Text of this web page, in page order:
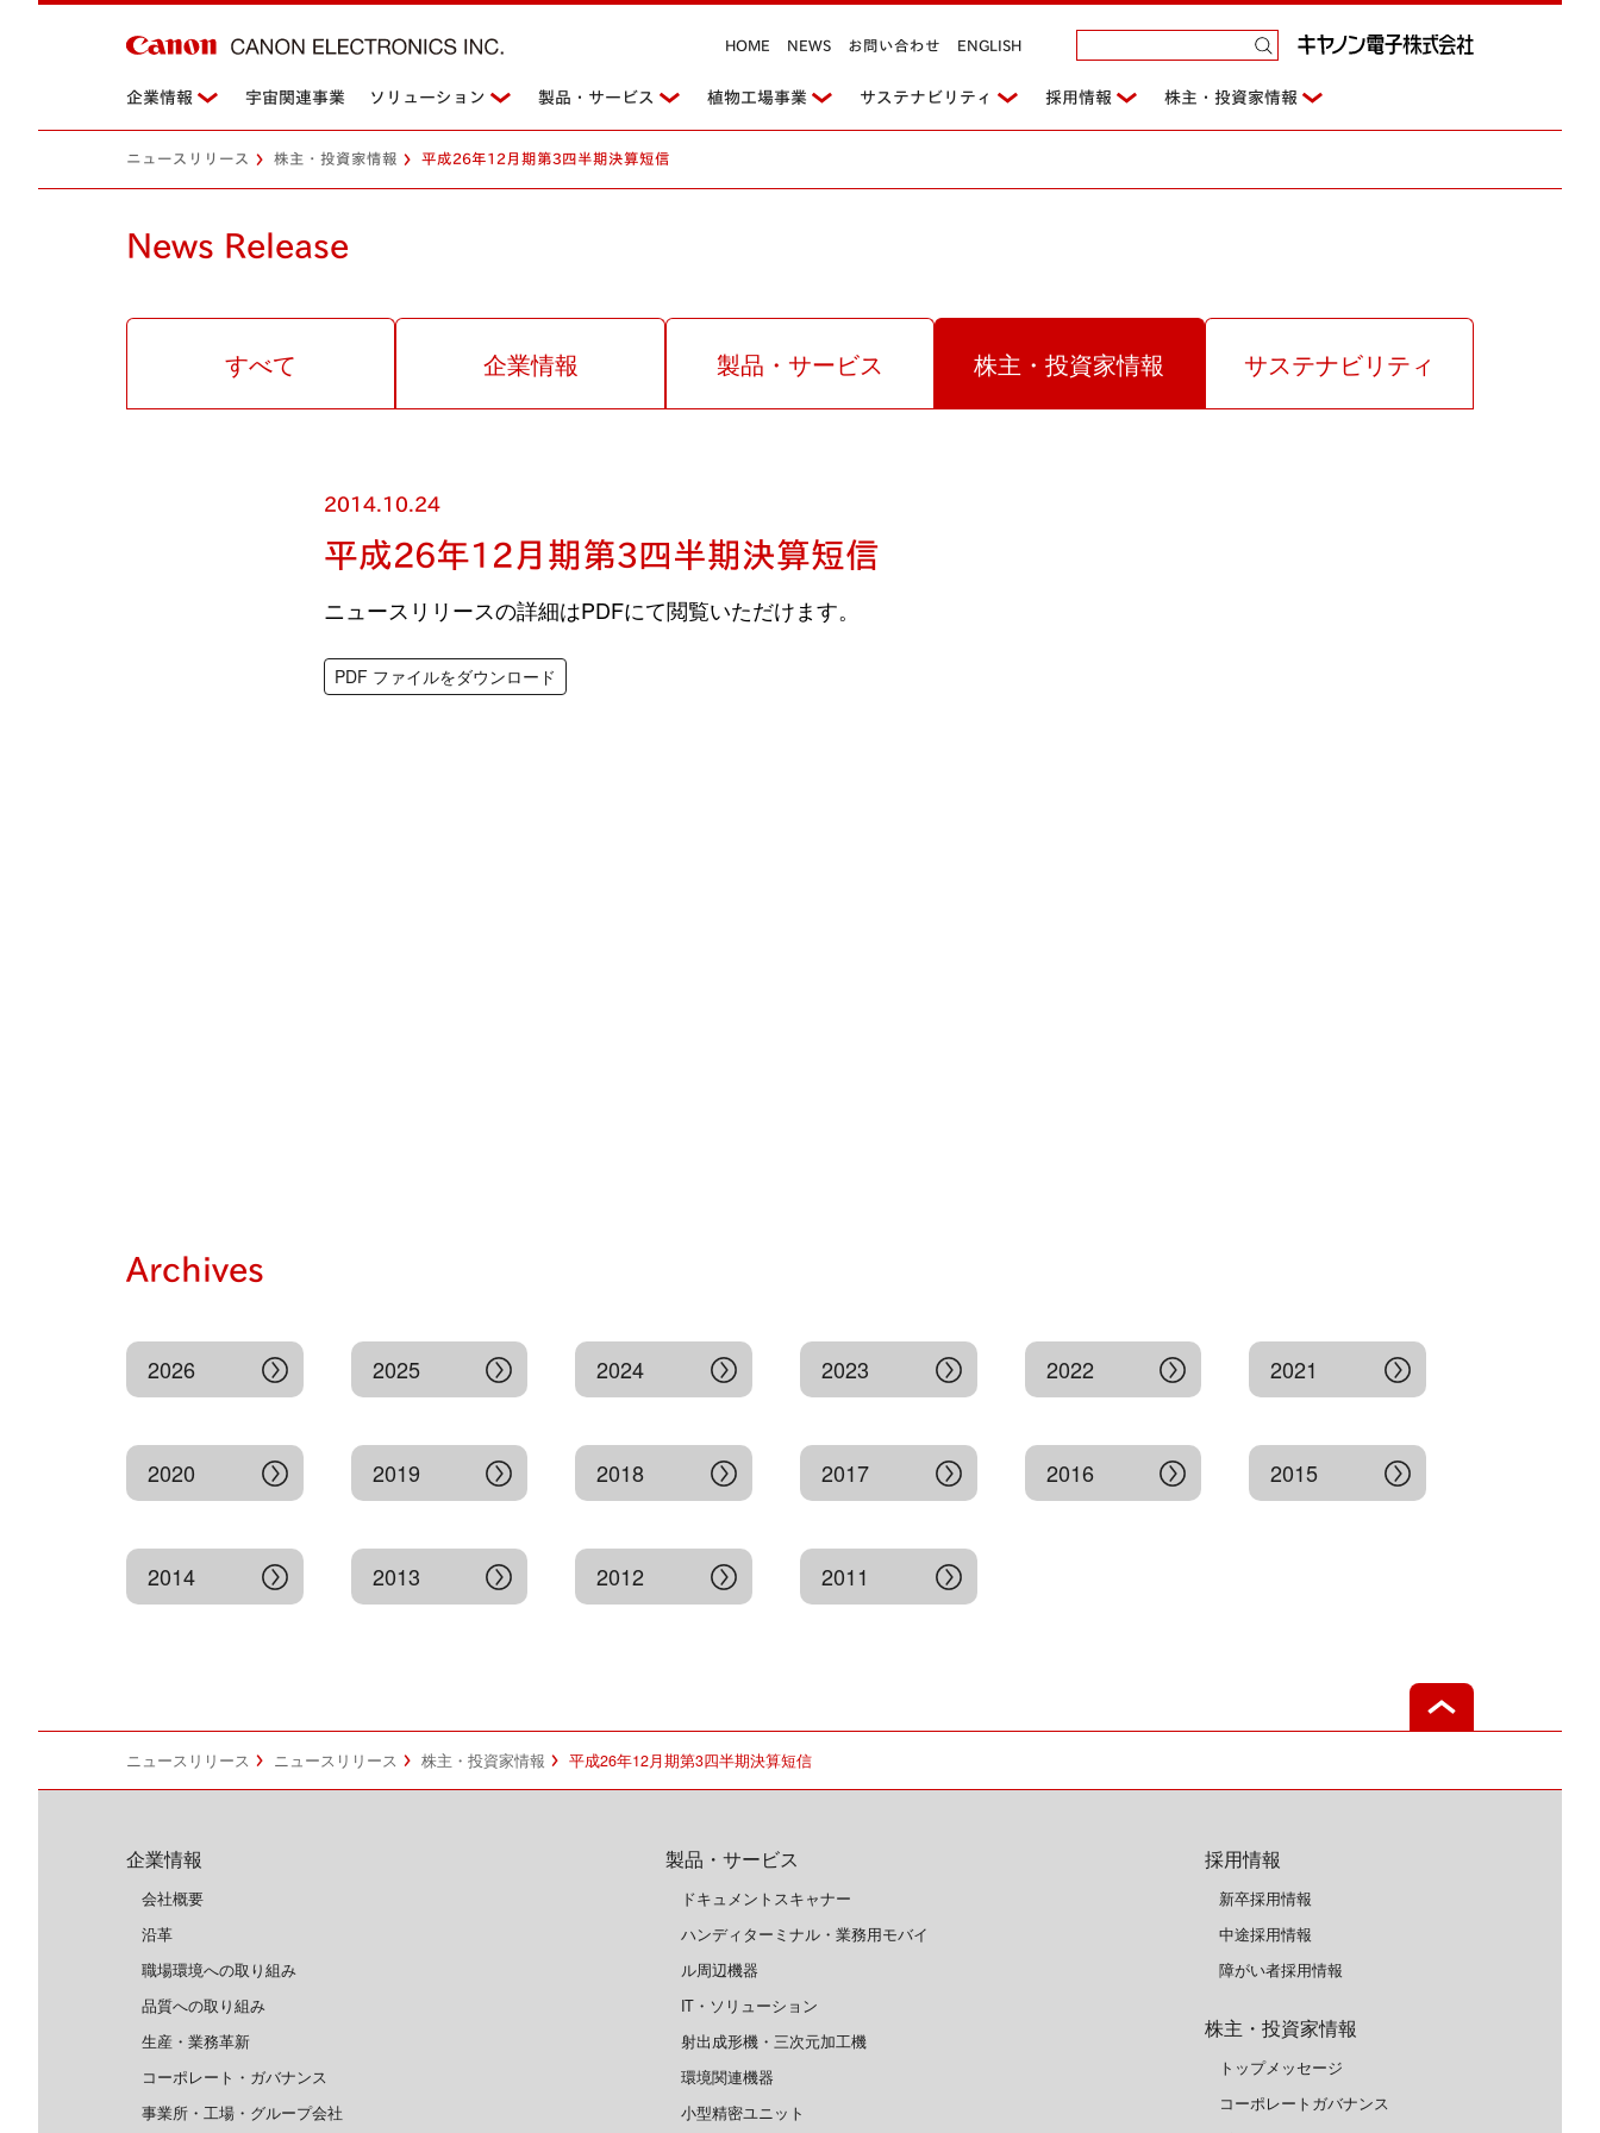
企業情報 宇宙関連事業 ソリューション 製品・サービス 植物工場事業 サステナビリティ 採用情報 株主・投資家情報
HOME NEWS お問い合わせ ENGLISH
ニュースリリース 株主・投資家情報 平成26年12月期第3四半期決算短信
News Release
すべて 企業情報 製品・サービス 株主・投資家情報 サステナビリティ
2014.10.24
平成26年12月期第3四半期決算短信
ニュースリリースの詳細はPDFにて閲覧いただけます。
PDF ファイルをダウンロード
Archives
2026 2025 2024 2023 2022 2021
2020 2019 2018 2017 2016 2015
2014 2013 2012 2011
ニュースリリース ニュースリリース 株主・投資家情報 平成26年12月期第3四半期決算短信
企業情報
会社概要
沿革
職場環境への取り組み
品質への取り組み
生産・業務革新
コーポレート・ガバナンス
事業所・工場・グループ会社
製品・サービス
ドキュメントスキャナー
ハンディターミナル・業務用モバイ
ル周辺機器
IT・ソリューション
射出成形機・三次元加工機
環境関連機器
小型精密ユニット
採用情報
新卒採用情報
中途採用情報
障がい者採用情報
株主・投資家情報
トップメッセージ
コーポレートガバナンス